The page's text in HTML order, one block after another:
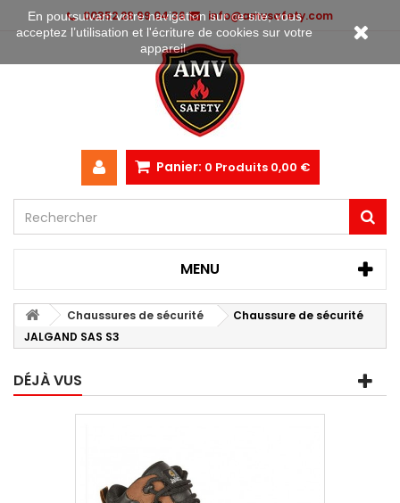
00352 28 99 04 36 info@amvsafety.com
Panier: 0 Produits 0,00 €
MENU
Chaussures de sécurité
Chaussure de sécurité
JALGAND SAS S3
DÉJÀ VUS
En poursuivant votre navigation sur ce site, vous
acceptez l’utilisation et l'écriture de cookies sur votre
appareil.